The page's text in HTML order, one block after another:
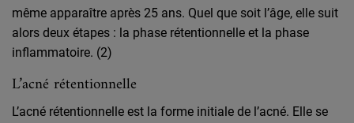
même apparaître après 25 ans. Quel que soit l’âge, elle suit
alors deux étapes : la phase rétentionnelle et la phase
inflammatoire. (2)
L’acné rétentionnelle
L’acné rétentionnelle est la forme initiale de l’acné. Elle se